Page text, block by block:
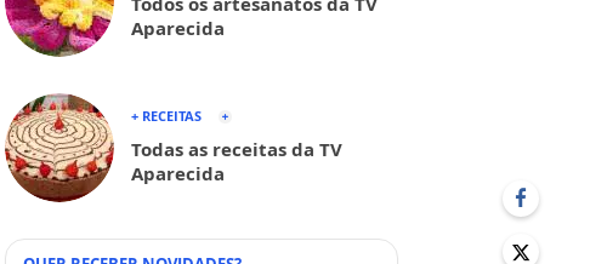
Aparecida
+ RECEITAS
Todas as receitas da TV
Aparecida